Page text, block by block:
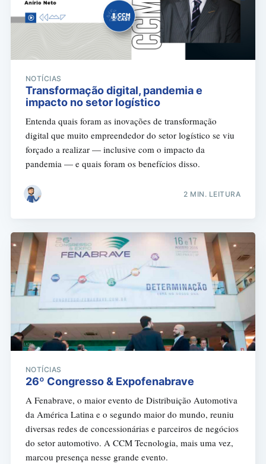
NOTÍCIAS
Transformação digital, pandemia e
impacto no setor logístico
Entenda quais foram as inovações de transformação
digital que muito empreendedor do setor logístico se viu
forçado a realizar — inclusive com o impacto da
pandemia — e quais foram os benefícios disso.
2 MIN. LEITURA
NOTÍCIAS
26º Congresso & Expofenabrave
A Fenabrave, o maior evento de Distribuição Automotiva
da América Latina e o segundo maior do mundo, reuniu
diversas redes de concessionárias e parceiros de negócios
do setor automotivo. A CCM Tecnologia, mais uma vez,
marcou presença nesse grande evento.